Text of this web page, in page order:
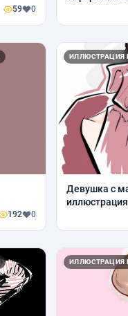
59 0
192 0
ИЛЛЮСТРАЦИЯ
Девушка с
иллюстрация
ИЛЛЮСТРАЦИЯ